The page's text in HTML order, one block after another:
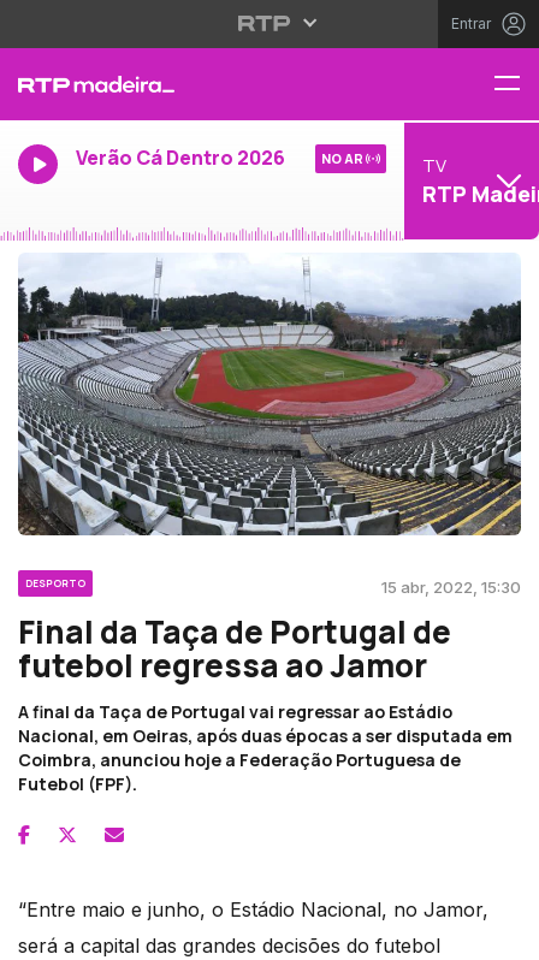
Entrar
Verão Cá Dentro 2026 NO AR TV
RTP
DESPORTO 15 abr, 2022, 15:30
Final da Taça de Portugal de
futebol regressa ao Jamor
A final da Taça de Portugal vai regressar ao Estádio
Nacional, em Oeiras, após duas épocas a ser disputada em
Coimbra, anunciou hoje a Federação Portuguesa de
Futebol (FPF).
“Entre maio e junho, o Estádio Nacional, no Jamor,
será a capital das grandes decisões do futebol